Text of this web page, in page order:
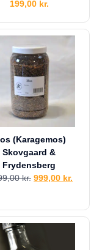
199,00 kr.
(Karagemos)
Skovgaard &
Frydensberg
kr. 999,00 kr.